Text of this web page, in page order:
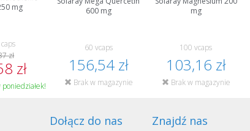
mg
zł
zł
poniedziałek!
600 mg
60 vcaps
156,54 zł
Brak w magazynie
mg
100 vcaps
103,16 zł
Brak w magazynie
Dołącz do nas Znajdź nas